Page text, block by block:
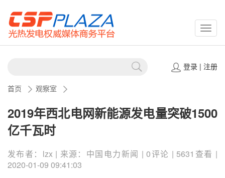
登录| 注册
首页 观察室
2019年西北电网新能源发电量突破1500
亿千瓦时
发布者：lzx | 来源：中国电力新闻 | 0评论 | 5631查看 |
2020-01-09 09:41:03